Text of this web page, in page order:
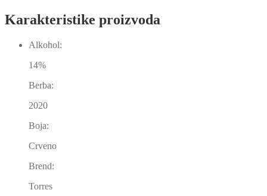
Karakteristike proizvoda
Alkohol:
14%
Berba:
2020
Boja:
Crveno
Brend:
Torres